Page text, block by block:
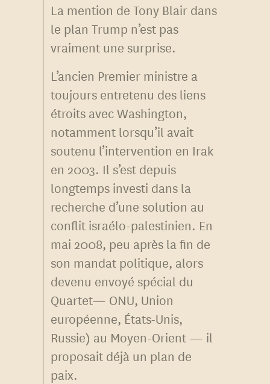
La mention de Tony Blair dans
le plan Trump n’est pas
vraiment une surprise.
L’ancien Premier ministre a
toujours entretenu des liens
étroits avec Washington,
notamment lorsqu’il avait
soutenu l’intervention en Irak
en 2003. Il s’est depuis
longtemps investi dans la
recherche d’une solution au
conflit israélo-palestinien. En
mai 2008, peu après la fin de
son mandat politique, alors
devenu envoyé spécial du
Quartet— ONU, Union
européenne, États-Unis,
Russie) au Moyen-Orient — il
proposait déjà un plan de
paix.